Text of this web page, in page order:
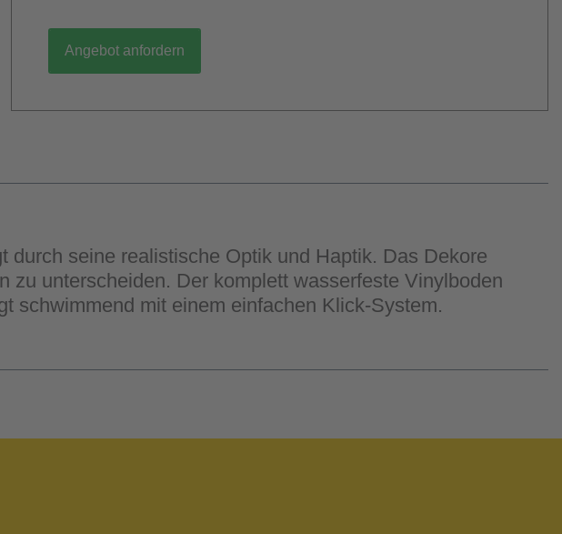
Angebot anfordern
seine realistische Optik und Haptik. Das Dekore
unterscheiden. Der komplett wasserfeste Vinylboden
schwimmend mit einem einfachen Klick-System.